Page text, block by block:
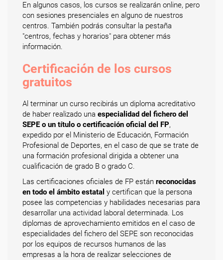
En algunos casos, los cursos se realizarán online, pero
con sesiones presenciales en alguno de nuestros
centros. También podrás consultar la pestaña
"centros, fechas y horarios" para obtener más
información.
Certificación de los cursos
gratuitos
Al terminar un curso recibirás un diploma acreditativo
de haber realizado una especialidad del fichero del
SEPE o un título o certificación oficial del FP,
expedido por el Ministerio de Educación, Formación
Profesional de Deportes, en el caso de que se trate de
una formación profesional dirigida a obtener una
cualificación de grado B o grado C.
Las certificaciones oficiales de FP están reconocidas
en todo el ámbito estatal y certifican que la persona
posee las competencias y habilidades necesarias para
desarrollar una actividad laboral determinada. Los
diplomas de aprovechamiento emitidos en el caso de
especialidades del fichero del SEPE son reconocidas
por los equipos de recursos humanos de las
empresas a la hora de realizar selecciones de